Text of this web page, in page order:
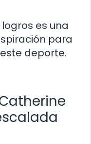
es una
para
deporte.